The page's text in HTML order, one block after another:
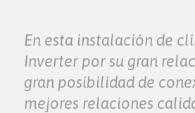
En esta instalación de
Inverter por su gran
gran posibilidad de
mejores relaciones